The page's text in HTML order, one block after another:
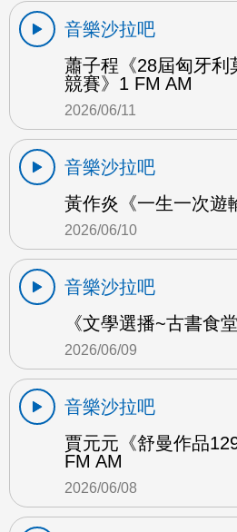
音樂沙拉吧
蕭子程《28屆匈牙利
競賽》1 FM AM
2026/06/11
音樂沙拉吧
黃作炎《一生一次遊
2026/06/10
音樂沙拉吧
《文學選播~古書食
2026/06/09
音樂沙拉吧
賈元元《舒曼作品
FM AM
2026/06/08